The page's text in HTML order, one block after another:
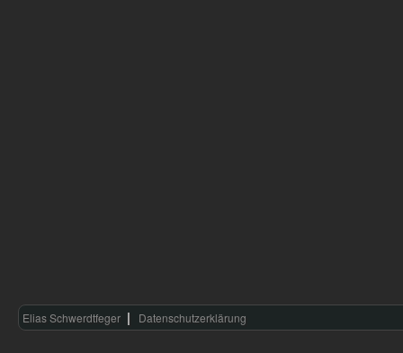
Elias Schwerdtfeger Datenschutzerklärung